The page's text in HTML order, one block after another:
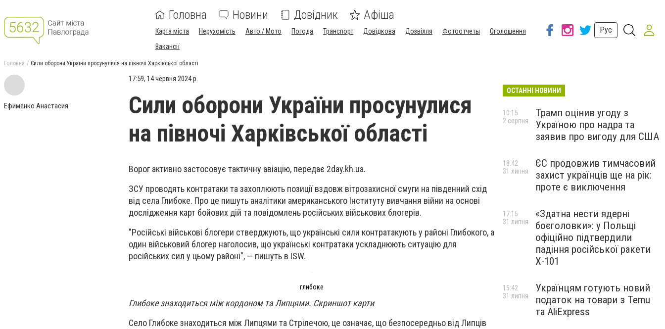
Головна Новини Довідник Афіша
Карта міста Нерухомість Авто / Мото Погода Транспорт Довідкова Дозвілля Фотоотчеты
Оголошення
Вакансії
Рус
Головна Сили оборони України просунулися на півночі Харківської області
Ефименко Анастасия
17:59, 14 червня 2024 р.
Сили оборони України просунулися
на півночі Харківської області
Ворог активно застосовує тактичну авіацію, передає 2day.kh.ua.
ЗСУ проводять контратаки та захоплюють позиції вздовж вітрозахисної смуги на південний схід
від села Глибоке. Про це пишуть аналітики американського Інституту вивчання війни на основі
дослідження карт бойових дій та повідомлень російських військових блогерів.
"Російські військові блогери стверджують, що українські сили контратакують у районі Глибокого, а
один військовий блогер наголосив, що українські контратаки ускладнюють ситуацію для
російських сил у цьому районі", — пишуть в ISW.
глибоке
Глибоке знаходиться між кордоном та Липцями. Скриншот карти
Село Глибоке знаходиться між Липцями та Стрілечою, це означає, що безпосередньо від Липців
ОСТАННІ НОВИНИ
Трамп оцінив угоду з
Україною про надра та
заявив про вигоду для США
10:15
2 серпня
ЄС продовжив тимчасовий
захист українців ще на рік:
проте є виключення
18:42
31 липня
«Здатна нести ядерні
боєголовки»: у Польщі
офіційно підтвердили
падіння російської ракети
Х-101
17:15
31 липня
Українцям готують новий
податок на товари з Temu
та AliExpress
15:42
31 липня